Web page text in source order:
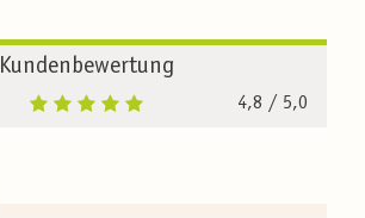
Kundenbewertung
4,8 / 5,0